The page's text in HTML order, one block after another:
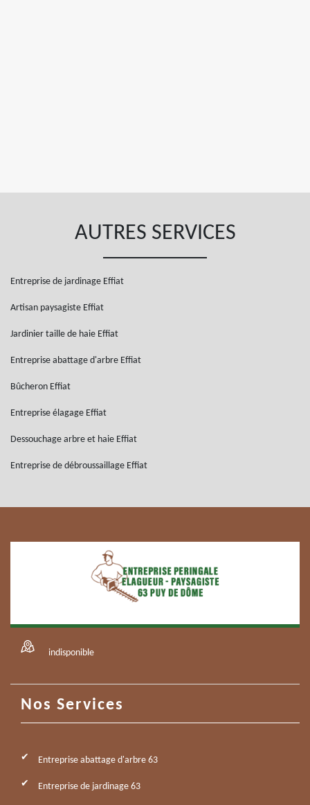
AUTRES SERVICES
Entreprise de jardinage Effiat
Artisan paysagiste Effiat
Jardinier taille de haie Effiat
Entreprise abattage d'arbre Effiat
Bûcheron Effiat
Entreprise élagage Effiat
Dessouchage arbre et haie Effiat
Entreprise de débroussaillage Effiat
indisponible
Nos Services
Entreprise abattage d'arbre 63
Entreprise de jardinage 63